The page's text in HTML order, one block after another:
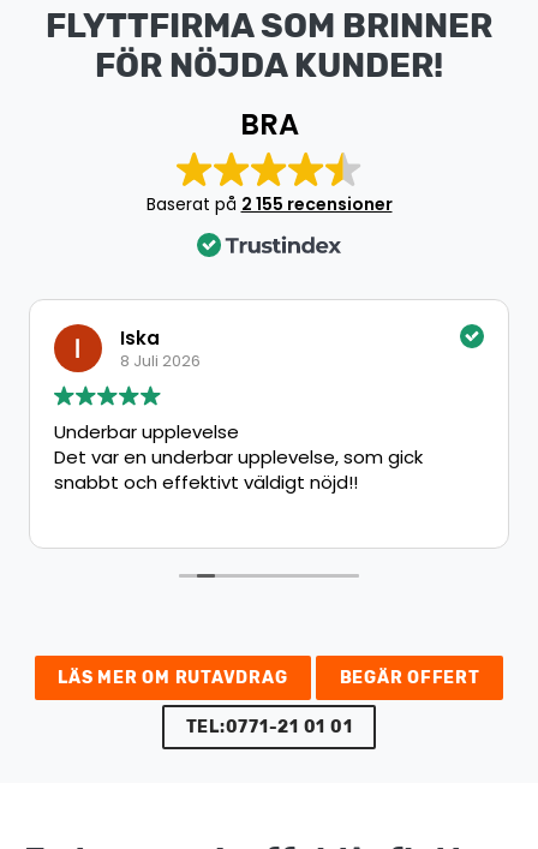
FLYTTFIRMA SOM BRINNER
FÖR NÖJDA KUNDER!
BRA
Baserat på 2 155 recensioner
Iska
8 Juli 2026
Underbar upplevelse
Det var en underbar upplevelse, som gick
snabbt och effektivt väldigt nöjd!!
LÄS MER OM RUTAVDRAG BEGÄR OFFERT
TEL:0771-21 01 01